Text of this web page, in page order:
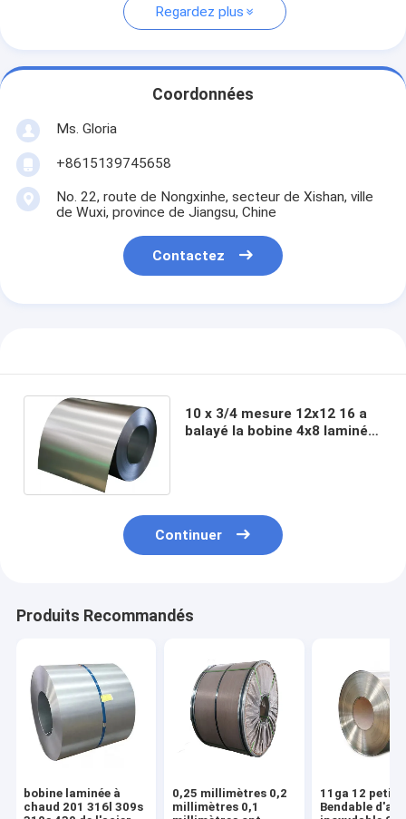
Regardez plus
Coordonnées
Ms. Gloria
+8615139745658
No. 22, route de Nongxinhe, secteur de Xishan, ville
de Wuxi, province de Jiangsu, Chine
Contactez
10 x 3/4 mesure 12x12 16 a
balayé la bobine 4x8 laminé à
Continuer
Produits Recommandés
bobine laminée à
chaud 201 316l 309s
0,25 millimètres 0,2
millimètres 0,1
11ga 12 petit
Bendable